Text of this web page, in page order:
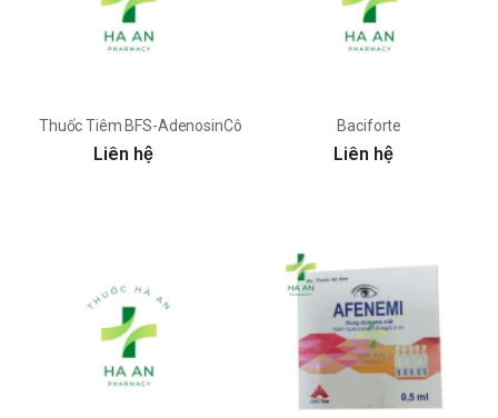
Thuốc Tiêm BFS-AdenosinCông Ty Cổ Phần Dược Phẩm Cpc1 Hà
Liên hệ
Baciforte
Liên hệ